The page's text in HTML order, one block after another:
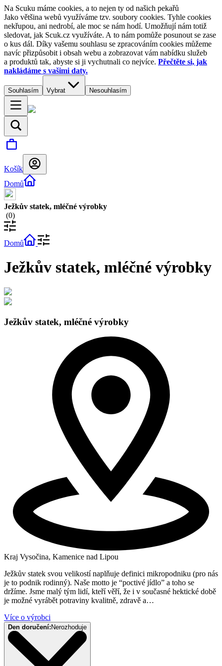
Na Scuku máme cookies, a to nejen ty od našich pekařů
Jako většina webů využíváme tzv. soubory cookies. Tyhle cookies
nekřupou, ani nedrobí, ale moc se nám hodí. Umožňují nám totiž
sledovat, jak Scuk.cz využíváte. A to nám pomůže posunout se zase
o kus dál. Díky vašemu souhlasu se zpracováním cookies můžeme
navíc přizpůsobit i obsah webu a zobrazovat vám nabídku služeb
a produktů tak, abyste si ji vychutnali co nejvíce. Přečtěte si, jak
nakládáme s vašimi daty.
Souhlasím Vybrat Nesouhlasím
Košík
Domů
Ježkův statek, mléčné výrobky
(0)
Domů
Ježkův statek, mléčné výrobky
Ježkův statek, mléčné výrobky
Kraj Vysočina, Kamenice nad Lipou
Ježkův statek svou velikostí naplňuje definici mikropodniku (pro nás
je to podnik rodinný). Naše motto je “poctivé jídlo” a toho se
držíme. Jsme malý tým lidí, kteří věří, že i v současné hektické době
je možné vyrábět potraviny kvalitně, zdravě a…
Více o výrobci
Den doručení: Nerozhoduje